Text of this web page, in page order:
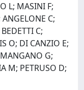
L; MASINI F;
ANGELONE C;
C;
O; DI CANZIO E;
G;
M; PETRUSO D;